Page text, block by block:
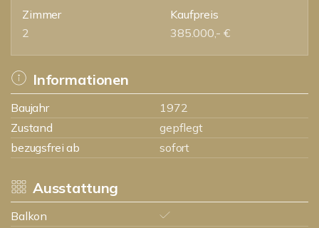
Zimmer
2
Kaufpreis
385.000,- €
Informationen
Baujahr
1972
Zustand
gepflegt
bezugsfrei ab
sofort
Ausstattung
Balkon